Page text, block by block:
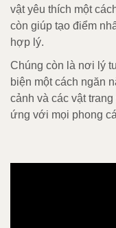
vật yêu thích một
còn giúp tạo điểm
hợp lý.
Chúng còn là nơi lý
biện một cách ngăn
cảnh và các vật
ứng với mọi phong